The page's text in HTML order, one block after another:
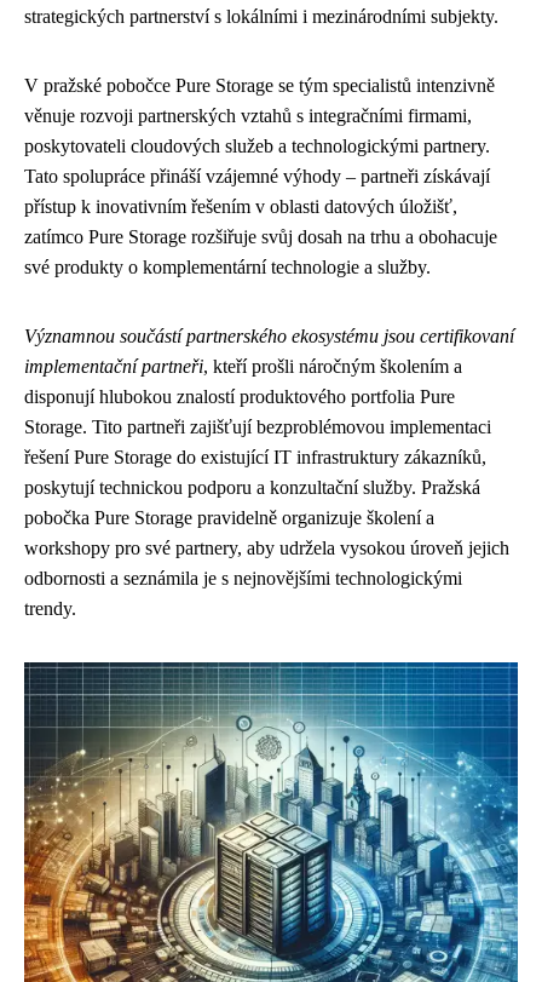
strategických partnerství s lokálními i mezinárodními subjekty.
V pražské pobočce Pure Storage se tým specialistů intenzivně
věnuje rozvoji partnerských vztahů s integračními firmami,
poskytovateli cloudových služeb a technologickými partnery.
Tato spolupráce přináší vzájemné výhody – partneři získávají
přístup k inovativním řešením v oblasti datových úložišť,
zatímco Pure Storage rozšiřuje svůj dosah na trhu a obohacuje
své produkty o komplementární technologie a služby.
Významnou součástí partnerského ekosystému jsou certifikovaní
implementační partneři, kteří prošli náročným školením a
disponují hlubokou znalostí produktového portfolia Pure
Storage. Tito partneři zajišťují bezproblémovou implementaci
řešení Pure Storage do existující IT infrastruktury zákazníků,
poskytují technickou podporu a konzultační služby. Pražská
pobočka Pure Storage pravidelně organizuje školení a
workshopy pro své partnery, aby udržela vysokou úroveň jejich
odbornosti a seznámila je s nejnovějšími technologickými
trendy.